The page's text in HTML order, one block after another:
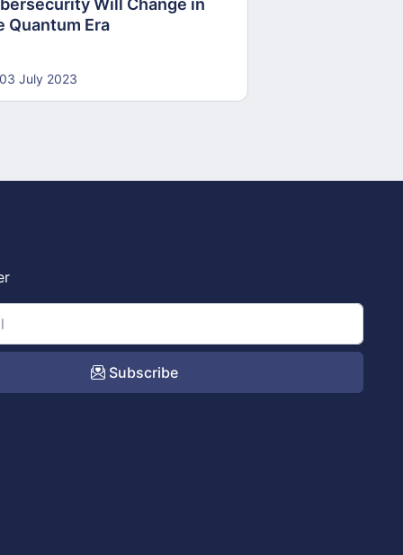
Will Change in
Quantum Era
03 July 2023
Subscribe